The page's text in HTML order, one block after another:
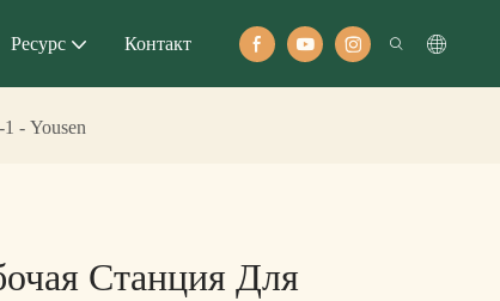
Ресурс Контакт
- Yousen
Станция Для